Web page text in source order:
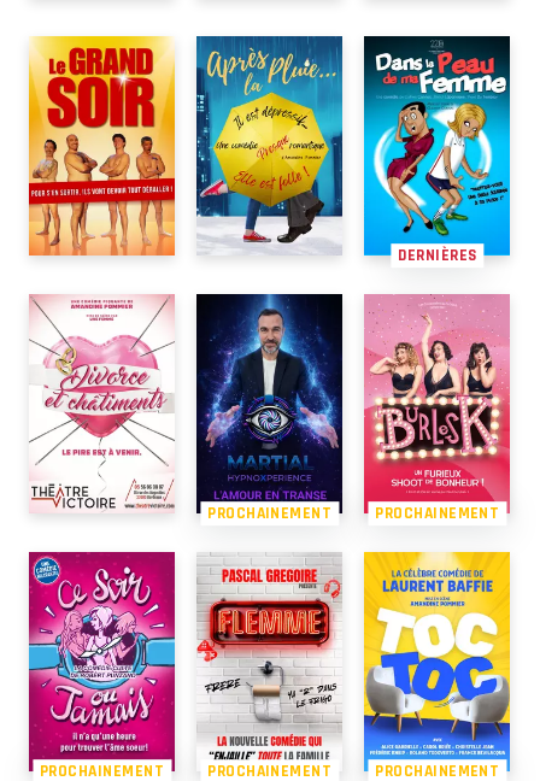
DERNIÈRES
PROCHAINEMENT PROCHAINEMENT
PROCHAINEMENT PROCHAINEMENT PROCHAINEMENT